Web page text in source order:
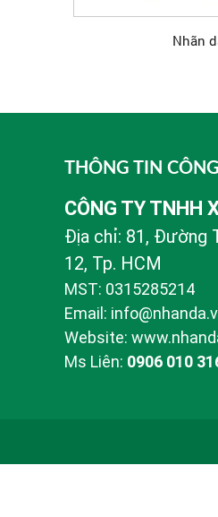
Nhãn
THÔNG TIN
CÔNG TY TNHH
Địa chỉ: 81, Đường
12, Tp. HCM
MST: 0315285214
Email:
Website:
Ms Liên: 0906 010